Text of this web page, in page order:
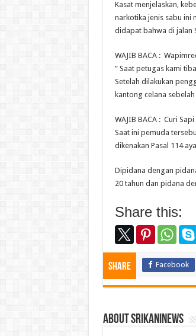
Kasat menjelaskan,
narkotika jenis sabu ini
didapat bahwa di jalan
WAJIB BACA :
” Saat petugas kami
Setelah dilakukan
kantong celana sebelah
WAJIB BACA : Curi
Saat ini pemuda
dikenakan Pasal 114
Dipidana dengan
20 tahun dan pidana
Share this:
Share Facebook
About srikaninews